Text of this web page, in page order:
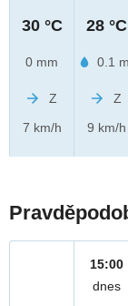
30 °C
0 mm
Z
7 km/h
28 °C
0.1
Z
9 km/h
15:00
dnes